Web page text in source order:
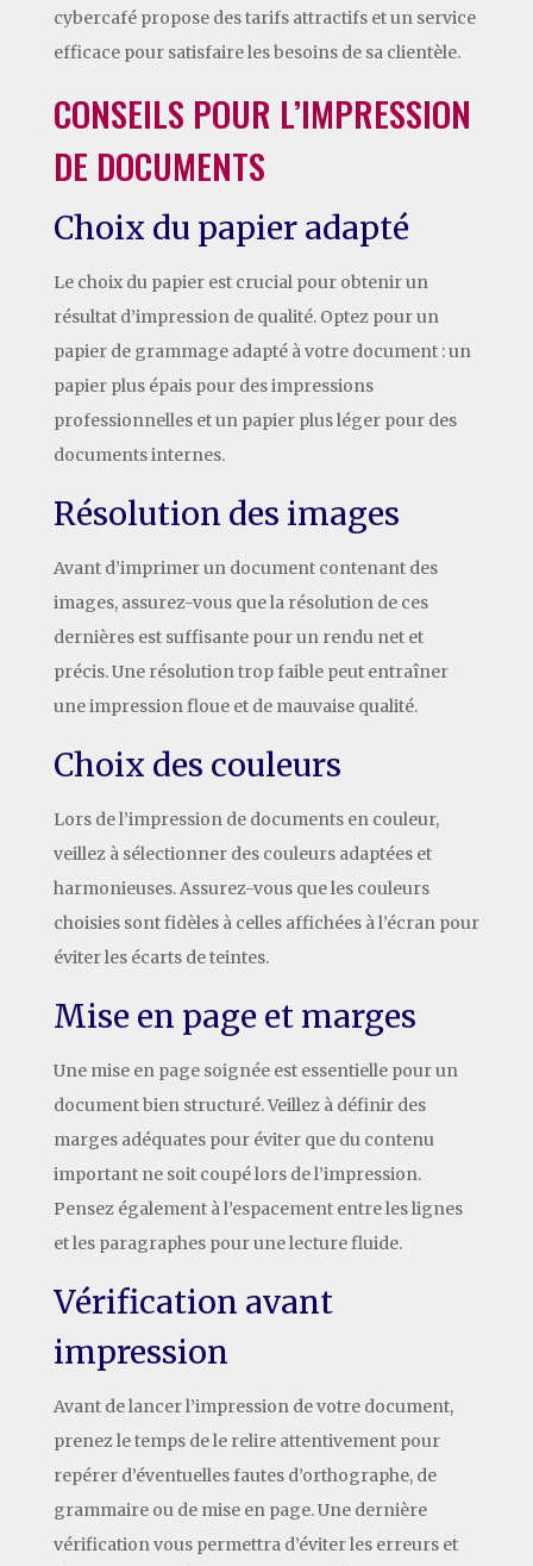
cybercafé propose des tarifs attractifs et un service
efficace pour satisfaire les besoins de sa clientèle.
CONSEILS POUR L’IMPRESSION
DE DOCUMENTS
Choix du papier adapté
Le choix du papier est crucial pour obtenir un
résultat d’impression de qualité. Optez pour un
papier de grammage adapté à votre document : un
papier plus épais pour des impressions
professionnelles et un papier plus léger pour des
documents internes.
Résolution des images
Avant d’imprimer un document contenant des
images, assurez-vous que la résolution de ces
dernières est suffisante pour un rendu net et
précis. Une résolution trop faible peut entraîner
une impression floue et de mauvaise qualité.
Choix des couleurs
Lors de l’impression de documents en couleur,
veillez à sélectionner des couleurs adaptées et
harmonieuses. Assurez-vous que les couleurs
choisies sont fidèles à celles affichées à l’écran pour
éviter les écarts de teintes.
Mise en page et marges
Une mise en page soignée est essentielle pour un
document bien structuré. Veillez à définir des
marges adéquates pour éviter que du contenu
important ne soit coupé lors de l’impression.
Pensez également à l’espacement entre les lignes
et les paragraphes pour une lecture fluide.
Vérification avant
impression
Avant de lancer l’impression de votre document,
prenez le temps de le relire attentivement pour
repérer d’éventuelles fautes d’orthographe, de
grammaire ou de mise en page. Une dernière
vérification vous permettra d’éviter les erreurs et